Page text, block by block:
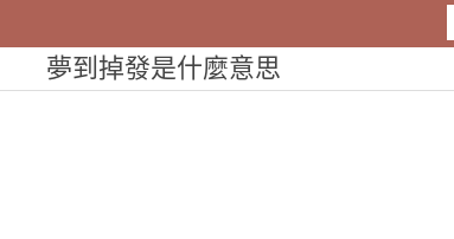
夢到掉發是什麼意思